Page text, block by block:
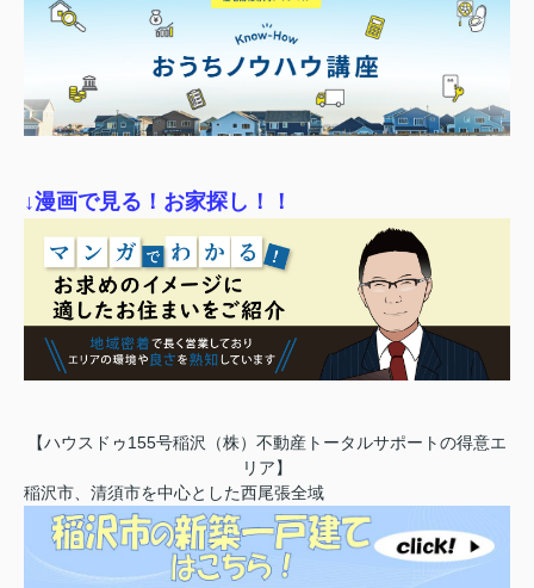
↓漫画で見る！お家探し！！
【ハウスドゥ155号稲沢（株）不動産トータルサポートの得意エ
リア】
稲沢市、清須市を中心とした西尾張全域